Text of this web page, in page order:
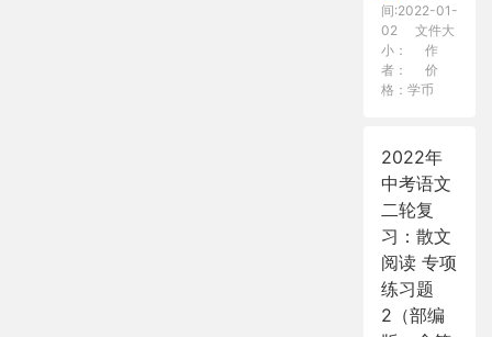
间:2022-01-
02
文件大
小：
作
者：
价
格：学币
2022年
中考语文
二轮复
习：散文
阅读 专项
练习题
2（部编